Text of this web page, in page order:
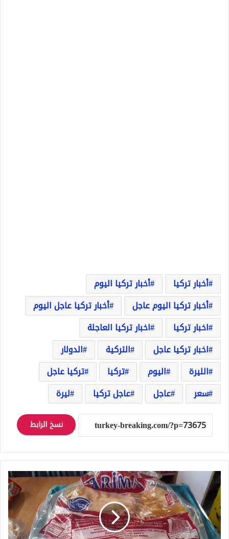
أخبار تركيا
أخبار تركيا اليوم
أخبار تركيا اليوم عاجل
أخبار تركيا عاجل اليوم
اخبار تركيا
اخبار تركيا العاجلة
اخبار تركيا عاجل
التركية
الدولار
الليرة
اليوم تركيا
تركيا عاجل
سعر
عاجل عاجل تركيا ليرة
نسخ الرابط
خبز
السوريين
في
تركيا..
بلا
ضوابط